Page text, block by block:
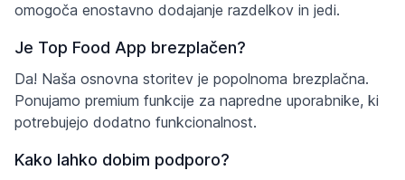
omogoča enostavno dodajanje razdelkov in jedi.
Je Top Food App brezplačen?
Da! Naša osnovna storitev je popolnoma brezplačna.
Ponujamo premium funkcije za napredne uporabnike, ki
potrebujejo dodatno funkcionalnost.
Kako lahko dobim podporo?